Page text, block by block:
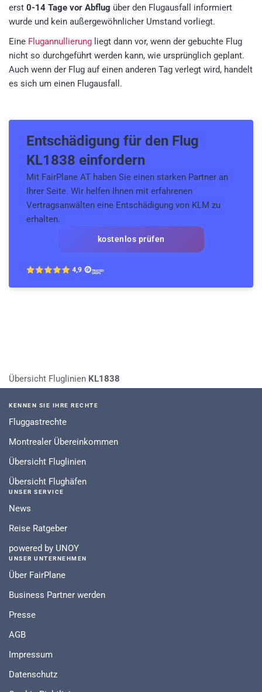
erst 0-14 Tage vor Abflug über den Flugausfall informiert
wurde und kein außergewöhnlicher Umstand vorliegt.
Eine Flugannullierung liegt dann vor, wenn der gebuchte Flug
nicht so durchgeführt werden kann, wie ursprünglich geplant.
Auch wenn der Flug auf einen anderen Tag verlegt wird, handelt
es sich um einen Flugausfall.
Entschädigung für den Flug
KL1838 einfordern
Mit FairPlane AT haben Sie einen starken Partner an
Ihrer Seite. Wir helfen Ihnen mit erfahrenen
Vertragsanwälten eine Entschädigung von KLM zu
erhalten.
kostenlos prüfen
Übersicht Fluglinien KL1838
KENNEN SIE IHRE RECHTE
Fluggastrechte
Montrealer Übereinkommen
Übersicht Fluglinien
Übersicht Flughäfen
UNSER SERVICE
News
Reise Ratgeber
powered by UNOY
UNSER UNTERNEHMEN
Über FairPlane
Business Partner werden
Presse
AGB
Impressum
Datenschutz